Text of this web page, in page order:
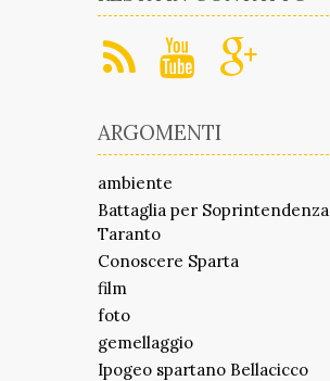
ARGOMENTI
ambiente
Battaglia per Soprintendenza
Taranto
Conoscere Sparta
film
foto
gemellaggio
Ipogeo spartano Bellacicco